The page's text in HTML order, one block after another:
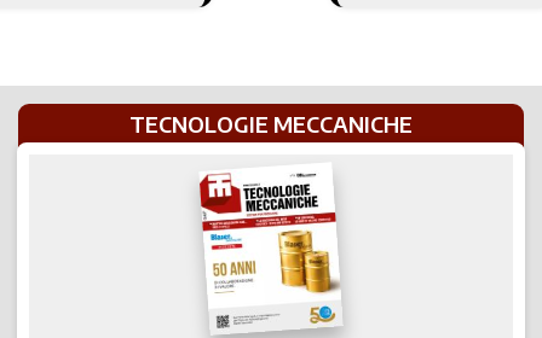
TECNOLOGIE MECCANICHE